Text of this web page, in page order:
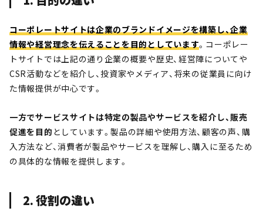
コーポレートサイトは企業のブランドイメージを構築し、企業
情報や経営理念を伝えることを目的としています。コーポレー
トサイトでは上記の通り企業の概要や歴史、経営陣についてや
CSR活動などを紹介し、投資家やメディア、将来の従業員に向け
た情報提供が中心です。
一方でサービスサイトは特定の製品やサービスを紹介し、販売
促進を目的 としています。製品の詳細や使用方法、顧客の声、購
入方法など、消費者が製品やサービスを理解し、購入に至るため
の具体的な情報を提供します。
2. 役割の違い